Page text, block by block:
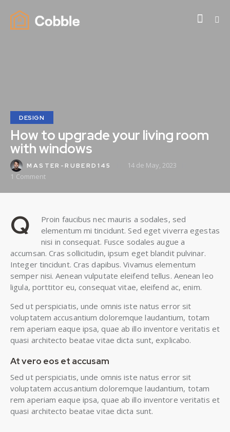
DESIGN
How to upgrade your living room
with windows
MASTER-RUBERD145
14 de May, 2023
1 Comment
Q
Proin faucibus nec mauris a sodales, sed
elementum mi tincidunt. Sed eget viverra egestas
nisi in consequat. Fusce sodales augue a
accumsan. Cras sollicitudin, ipsum eget blandit pulvinar.
Integer tincidunt. Cras dapibus. Vivamus elementum
semper nisi. Aenean vulputate eleifend tellus. Aenean leo
ligula, porttitor eu, consequat vitae, eleifend ac, enim.
Sed ut perspiciatis, unde omnis iste natus error sit
voluptatem accusantium doloremque laudantium, totam
rem aperiam eaque ipsa, quae ab illo inventore veritatis et
quasi architecto beatae vitae dicta sunt, explicabo.
At vero eos et accusam
Sed ut perspiciatis, unde omnis iste natus error sit
voluptatem accusantium doloremque laudantium, totam
rem aperiam eaque ipsa, quae ab illo inventore veritatis et
quasi architecto beatae vitae dicta sunt.